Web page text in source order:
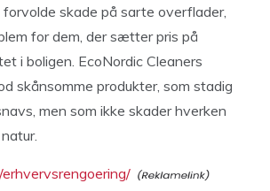
skade på sarte overflader,
for dem, der sætter pris på
i boligen. EcoNordic Cleaners
skånsomme produkter, som stadig
men som ikke skader hverken